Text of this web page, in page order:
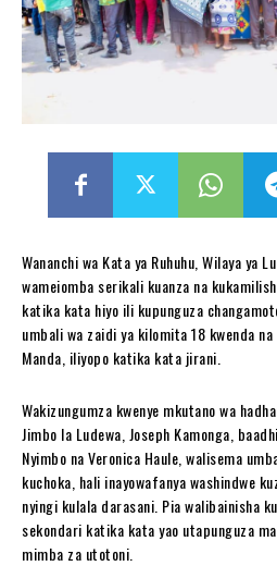
Wananchi wa Kata ya Ruhuhu, Wilaya ya
wameiomba serikali kuanza na
katika kata hiyo ili kupunguza
umbali wa zaidi ya kilomita 18 kwenda
Manda, iliyopo katika kata jirani.
Wakizungumza kwenye mkutano wa
Jimbo la Ludewa, Joseph Kamonga,
Nyimbo na Veronica Haule, walisema
kuchoka, hali inayowafanya washindwe
nyingi kulala darasani. Pia walibainisha
sekondari katika kata yao utapunguza
mimba za utotoni.